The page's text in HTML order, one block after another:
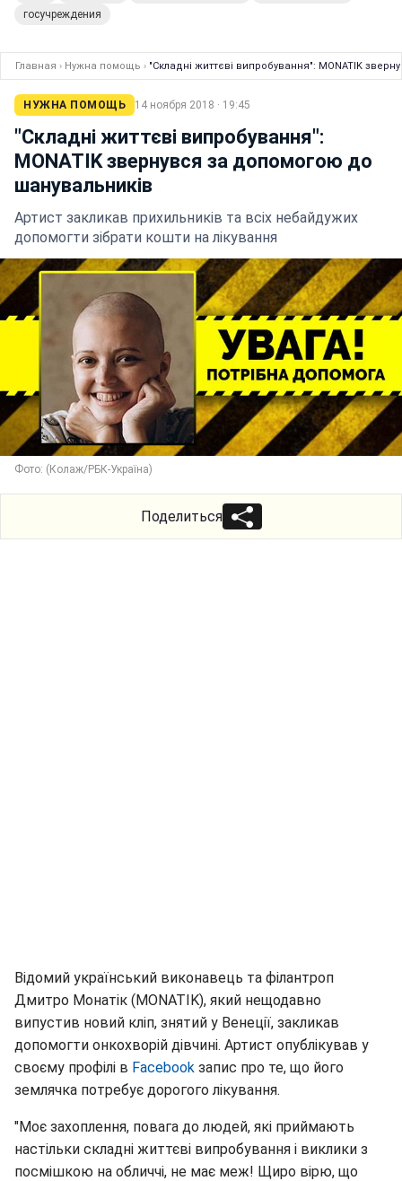
госучреждения
Главная › Нужна помощь › "Складні життєві випробування": MONATIK
НУЖНА ПОМОЩЬ 14 ноября 2018 · 19:45
"Складні життєві випробування":
MONATIK звернувся за допомогою до
шанувальників
Артист закликав прихильників та всіх небайдужих
допомогти зібрати кошти на лікування
Фото: (Колаж/РБК-Україна)
Поделиться
Відомий український виконавець та філантроп
Дмитро Монатік (MONATIK), який нещодавно
випустив новий кліп, знятий у Венеції, закликав
допомогти онкохворій дівчині. Артист опублікував у
своєму профілі в Facebook запис про те, що його
землячка потребує дорогого лікування.
"Моє захоплення, повага до людей, які приймають
настільки складні життєві випробування і виклики з
посмішкою на обличчі, не має меж! Щиро вірю, що